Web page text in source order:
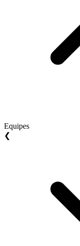
Equipes
❮